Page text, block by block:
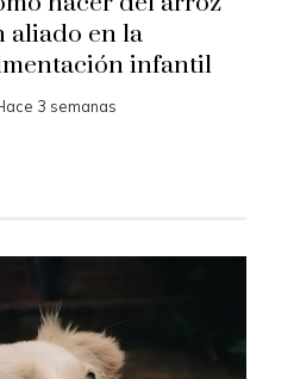
aliado en la
infantil
3 semanas